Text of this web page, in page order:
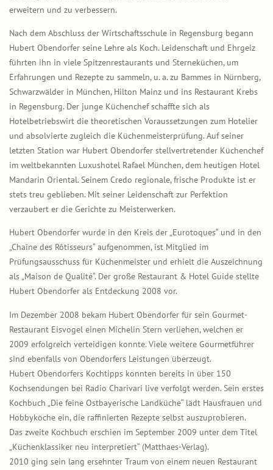
erweitern und zu verbessern.
Nach dem Abschluss der Wirtschaftsschule in Regensburg begann
Hubert Obendorfer seine Lehre als Koch. Leidenschaft und Ehrgeiz
führten ihn in viele Spitzenrestaurants und Sterneküchen, um
Erfahrungen und Rezepte zu sammeln, u. a. zu Bammes in Nürnberg,
Schwarzwälder in München, Hilton Mainz und ins Restaurant Krebs
in Regensburg. Der junge Küchenchef schaffte sich als
Hotelbetriebswirt die theoretischen Voraussetzungen zum Hotelier
und absolvierte zugleich die Küchenmeisterprüfung. Auf seiner
letzten Station war Hubert Obendorfer stellvertretender Küchenchef
im weltbekannten Luxushotel Rafael München, dem heutigen Hotel
Mandarin Oriental. Seinem Credo regionale, frische Produkte ist er
stets treu geblieben. Mit seiner Leidenschaft zur Perfektion
verzaubert er die Gerichte zu Meisterwerken.
Hubert Obendorfer wurde in den Kreis der „Eurotoques“ und in den
„Chaîne des Rôtisseurs“ aufgenommen, ist Mitglied im
Prüfungsausschuss für Küchenmeister und erhielt die Auszeichnung
als „Maison de Qualité“. Der große Restaurant & Hotel Guide stellte
Hubert Obendorfer als Entdeckung 2008 vor.
Im Dezember 2008 bekam Hubert Obendorfer für sein Gourmet-
Restaurant Eisvogel einen Michelin Stern verliehen, welchen er
2009 erfolgreich verteidigen konnte. Viele weitere Gourmetführer
sind ebenfalls von Obendorfers Leistungen überzeugt.
Hubert Obendorfers Kochtipps konnten bereits in über 150
Kochsendungen bei Radio Charivari live verfolgt werden. Sein erstes
Kochbuch „Die feine Ostbayerische Landküche“ lädt Hausfrauen und
Hobbyköche ein, die raffinierten Rezepte selbst auszuprobieren.
Das zweite Kochbuch erschien im September 2009 unter dem Titel
„Küchenklassiker neu interpretiert“ (Matthaes-Verlag).
2010 ging sein lang ersehnter Traum von einem neuen Restaurant